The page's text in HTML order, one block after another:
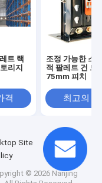
트 랙
리지
격
조정 가능한 스
적 팔레트 건 드
75mm 피치
최고의
Site
© 2026 Nanjing